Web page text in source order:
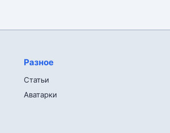
Разное
Статьи
Аватарки